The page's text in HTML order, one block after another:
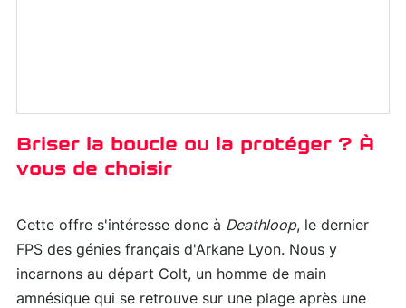
Briser la boucle ou la protéger ? À
vous de choisir
Cette offre s'intéresse donc à Deathloop, le dernier
FPS des génies français d'Arkane Lyon. Nous y
incarnons au départ Colt, un homme de main
amnésique qui se retrouve sur une plage après une